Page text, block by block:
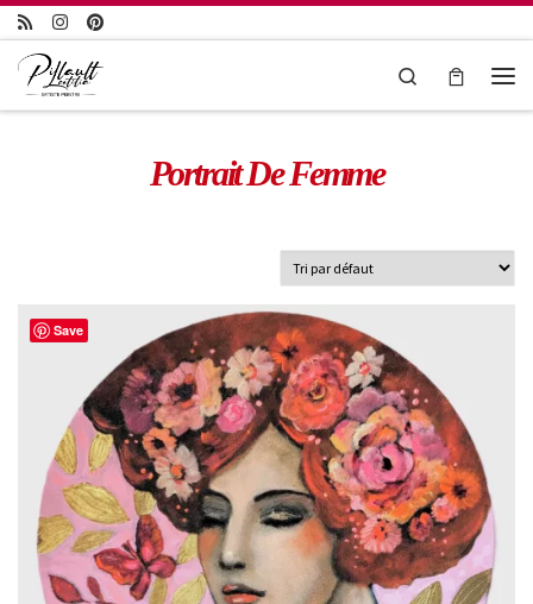
Passer au contenu
Search
Portrait De Femme
Save